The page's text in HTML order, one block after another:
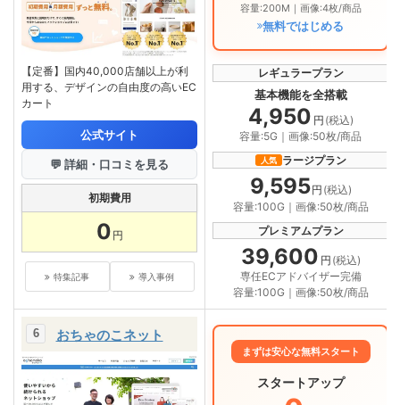
【定番】国内40,000店舗以上が利
用する、デザインの自由度の高いEC
カート
公式サイト
💬 詳細・口コミを見る
初期費用
0 円
特集記事 導入事例
容量:200M｜画像:4枚/商品
無料ではじめる
レギュラープラン
基本機能を全搭載
4,950 円 (税込)
容量:5G｜画像:50枚/商品
人気 ラージプラン
9,595円 (税込)
容量:100G｜画像:50枚/商品
プレミアムプラン
39,600 円 (税込)
専任ECアドバイザー完備
容量:100G｜画像:50枚/商品
おちゃのこネット
まずは安心な無料スタート
スタートアップ